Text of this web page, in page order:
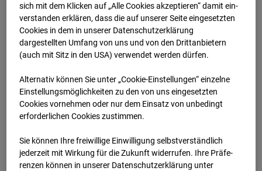
BC-114 BV-Ausbau
Bonatzbau -Cam2
Arnulf Klett Platz, 70173 Stuttgart
Zur Übersicht
Europe/Berlin
sich mit dem Klicken auf „Alle Cookies akzeptieren“ damit ein­
ver­standen erklären, dass die auf unserer Seite eingesetzten
Cookies in dem in unserer Datenschutzerklärung
dargestellten Umfang von uns und von den Drittanbietern
(auch mit Sitz in den USA) verwendet werden dürfen.
Alternativ können Sie unter „Cookie-Einstellungen“ einzelne
Einstellungsmöglichkeiten zu den von uns eingesetzten
Cookies vornehmen oder nur dem Einsatz von unbedingt
erforderlichen Cookies zustimmen.
Sie können Ihre freiwillige Einwilligung selbstverständlich
jederzeit mit Wirkung für die Zukunft widerrufen. Ihre Prä­fe­
renzen können in unserer Datenschutzerklärung unter